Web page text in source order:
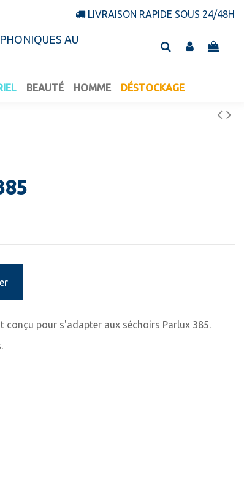
LIVRAISON RAPIDE SOUS 24/48H
AU
BEAUTÉ HOMME DÉSTOCKAGE
conçu pour s'adapter aux séchoirs Parlux 385.